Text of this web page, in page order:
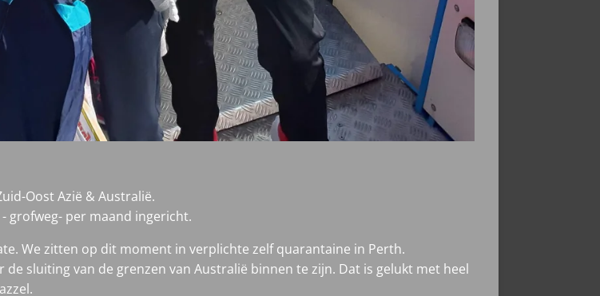
Oost Azië & Australië.
grofweg- per maand ingericht.
We zitten op dit moment in verplichte zelf quarantaine in Perth.
sluiting van de grenzen van Australië binnen te zijn. Dat is gelukt met heel